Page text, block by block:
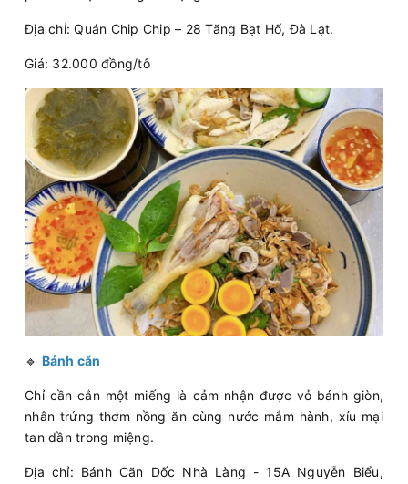
Địa chỉ: Quán Chip Chip – 28 Tăng Bạt Hổ, Đà Lạt.
Giá: 32.000 đồng/tô
🔹 Bánh căn
Chỉ cần cắn một miếng là cảm nhận được vỏ bánh giòn,
nhân trứng thơm nồng ăn cùng nước mắm hành, xíu mại
tan dần trong miệng.
Địa chỉ: Bánh Căn Dốc Nhà Làng - 15A Nguyễn Biểu,